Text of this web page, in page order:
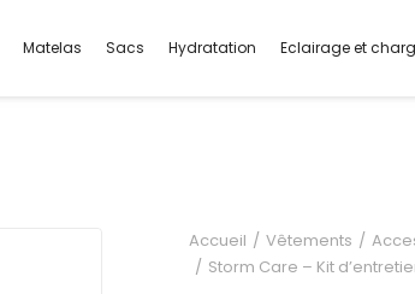
Matelas Sacs Hydratation Eclairage et
Accueil Vêtements
Storm Care – Kit